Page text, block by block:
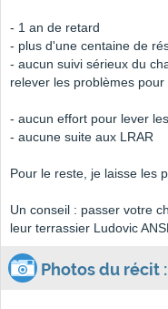
- 1 an de retard
- plus d'une centaine de
- aucun suivi sérieux du
relever les problèmes
- aucun effort pour lever
- aucune suite aux LRAR
Pour le reste, je laisse les
Un conseil : passer votre
leur terrassier Ludovic
Photos du récit :